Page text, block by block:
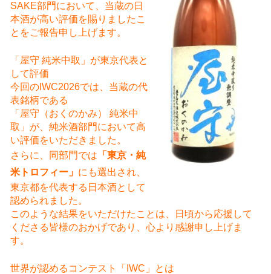
SAKE部門において、当蔵の日
本酒が高い評価を賜りましたこ
とをご報告申し上げます。
「屋守 純米中取」が東京代表と
して評価
今回のIWC2026では、当蔵の代
表銘柄である
「屋守（おくのかみ） 純米中
取」が、純米酒部門において高
い評価をいただきました。
さらに、同部門では 「東京・純
米トロフィー」 にも選出され、
東京都を代表する日本酒として
認められました。
このような結果をいただけたことは、日頃から応援して
くださる皆様のおかげであり、心より感謝申し上げま
す。
世界が認めるコンテスト「IWC」とは